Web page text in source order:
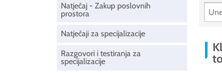
Natječaj - Zakup poslovnih
prostora
Natječaji za specijalizacije
Razgovori i testiranja za
specijalizacije